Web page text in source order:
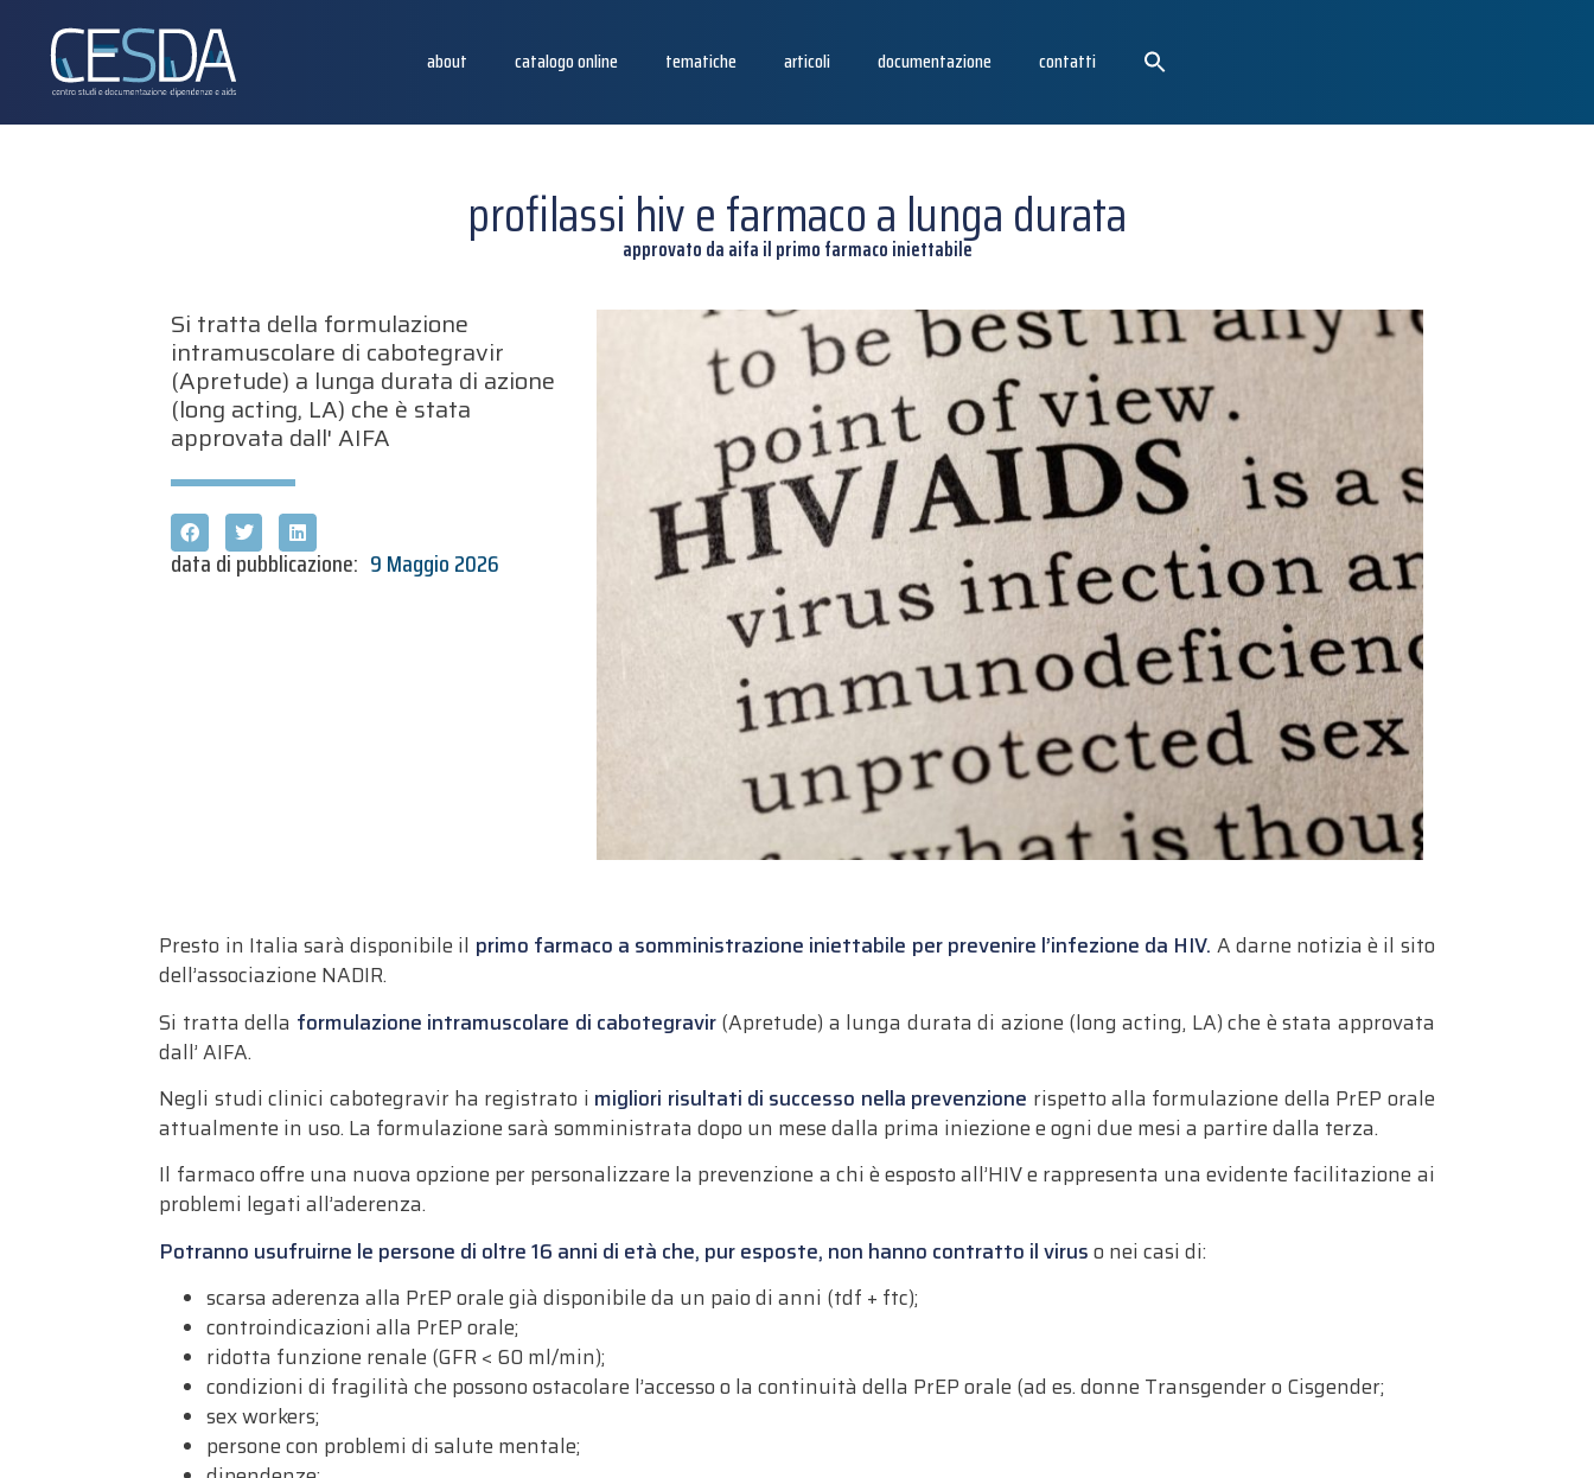
about catalogo online tematiche articoli documentazione contatti
profilassi hiv e farmaco a lunga durata
approvato da aifa il primo farmaco iniettabile
Si tratta della formulazione
intramuscolare di cabotegravir
(Apretude) a lunga durata di azione
(long acting, LA) che è stata
approvata dall' AIFA
data di pubblicazione: 9 Maggio 2026
Presto in Italia sarà disponibile il primo farmaco a somministrazione iniettabile per prevenire l’infezione da HIV. A darne notizia è il sito
dell’associazione NADIR.
Si tratta della formulazione intramuscolare di cabotegravir(Apretude) a lunga durata di azione (long acting, LA) che è stata approvata
dall’ AIFA.
Negli studi clinici cabotegravir ha registrato i migliori risultati di successo nella prevenzione rispetto alla formulazione della PrEP orale
attualmente in uso. La formulazione sarà somministrata dopo un mese dalla prima iniezione e ogni due mesi a partire dalla terza.
Il farmaco offre una nuova opzione per personalizzare la prevenzione a chi è esposto all’HIV e rappresenta una evidente facilitazione ai
problemi legati all’aderenza.
Potranno usufruirne le persone di oltre 16 anni di età che, pur esposte, non hanno contratto il viruso nei casi di:
scarsa aderenza alla PrEP orale già disponibile da un paio di anni (tdf + ftc);
controindicazioni alla PrEP orale;
ridotta funzione renale (GFR < 60 ml/min);
condizioni di fragilità che possono ostacolare l’accesso o la continuità della PrEP orale (ad es. donne Transgender o Cisgender;
sex workers;
persone con problemi di salute mentale;